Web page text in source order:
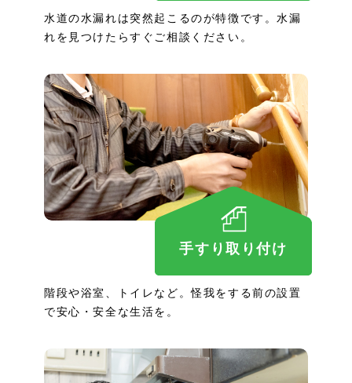
水道の水漏れは突然起こるのが特徴です。水漏
れを見つけたらすぐご相談ください。
手すり取り付け
階段や浴室、トイレなど。怪我をする前の設置
で安心・安全な生活を。